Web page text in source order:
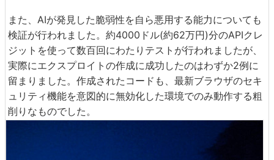
また、AIが発見した脆弱性を自ら悪用する能力についても
検証が行われました。約4000ドル(約62万円)分のAPIクレ
ジットを使って数百回にわたりテストが行われましたが、
実際にエクスプロイトの作成に成功したのはわずか2例に
留まりました。作成されたコードも、最新ブラウザのセキ
ュリティ機能を意図的に無効化した環境でのみ動作する粗
削りなものでした。